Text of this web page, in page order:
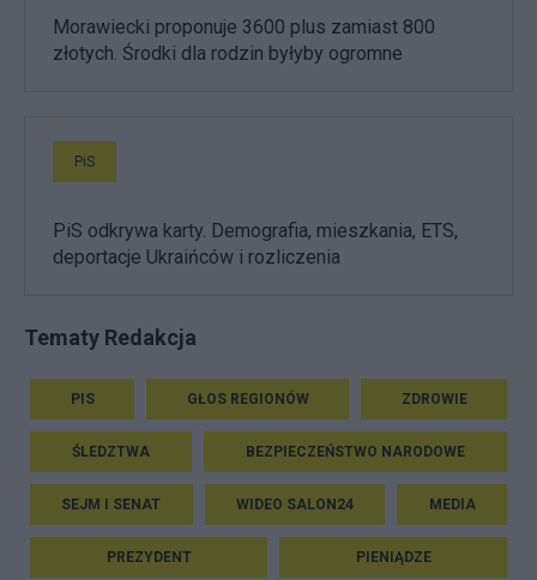
Morawiecki proponuje 3600 plus zamiast 800
złotych. Środki dla rodzin byłyby ogromne
PiS
PiS odkrywa karty. Demografia, mieszkania, ETS,
deportacje Ukraińców i rozliczenia
Tematy Redakcja
PIS GŁOS REGIONÓW ZDROWIE
ŚLEDZTWA BEZPIECZEŃSTWO NARODOWE
SEJM I SENAT WIDEO SALON24 MEDIA
PREZYDENT PIENIĄDZE